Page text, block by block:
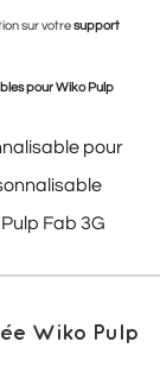
sur votresupport
pourWiko Pulp
pour
Fab 3G
Wiko Pulp